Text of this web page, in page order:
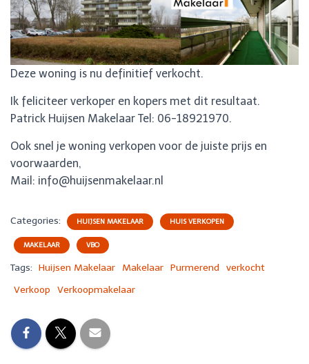
Deze woning is nu definitief verkocht.
Ik feliciteer verkoper en kopers met dit resultaat.
Patrick Huijsen Makelaar Tel: 06-18921970.
Ook snel je woning verkopen voor de juiste prijs en
voorwaarden,
Mail: info@huijsenmakelaar.nl
Categories: HUIJSEN MAKELAAR HUIS VERKOPEN
MAKELAAR VBO
Tags: Huijsen Makelaar Makelaar Purmerend
verkocht
Verkoop
Verkoopmakelaar